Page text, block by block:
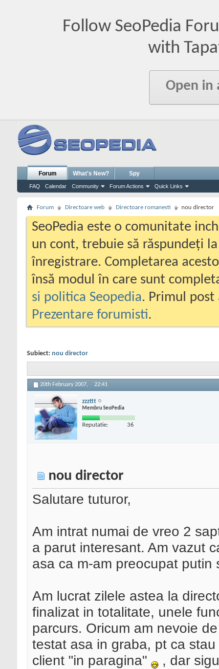
Follow SeoPedia
with
Open in
Forum
FAQ Calendar Community Forum Actions Quick Links
What's New? Spy
Forum Directoare web Directoare romanesti nou director
SeoPedia este o comunitate
un cont, trebuie să răspundeți
înregistrare. Completarea
însă modul în care sunt
si politica Seopedia. Primul
Prezentare forumisti.
Subiect: nou director
20th February 2007, 22:41
zzzttt
Membru SeoPedia
Reputatie: 36
nou director
Salutare tuturor,
Am intrat numai de vreo 2
a parut interesant. Am vazut
asa ca m-am preocupat
Am lucrat zilele astea la
finalizat in totalitate, unele
parcurs. Oricum am nevoie
testat asa in graba, pt ca
client "in paragina"
, dar